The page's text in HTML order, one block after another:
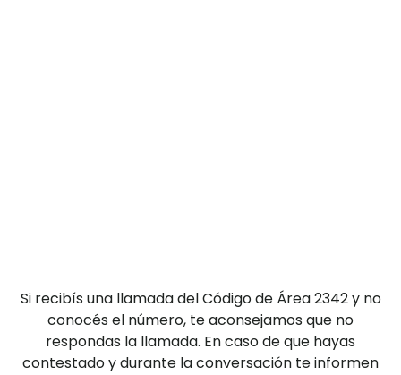
Si recibís una llamada del Código de Área 2342 y no
conocés el número, te aconsejamos que no
respondas la llamada. En caso de que hayas
contestado y durante la conversación te informen